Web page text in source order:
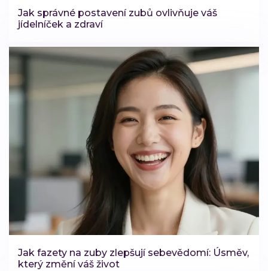
Jak správné postavení zubů ovlivňuje váš
jídelníček a zdraví
Jak fazety na zuby zlepšují sebevědomí: Úsměv,
který změní váš život